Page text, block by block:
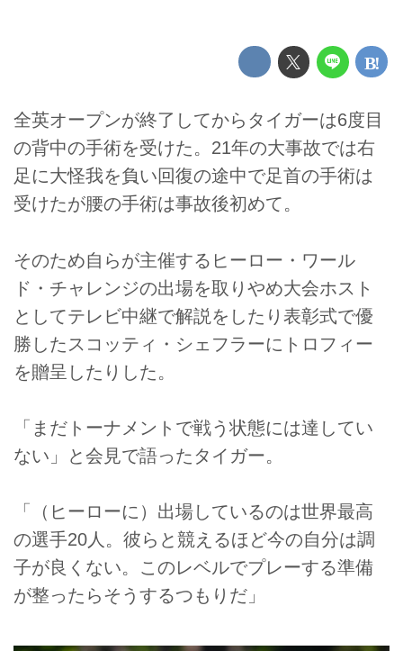
全英オープンが終了してからタイガーは6度目
の背中の手術を受けた。21年の大事故では右
足に大怪我を負い回復の途中で足首の手術は
受けたが腰の手術は事故後初めて。
そのため自らが主催するヒーロー・ワール
ド・チャレンジの出場を取りやめ大会ホスト
としてテレビ中継で解説をしたり表彰式で優
勝したスコッティ・シェフラーにトロフィー
を贈呈したりした。
「まだトーナメントで戦う状態には達してい
ない」と会見で語ったタイガー。
「（ヒーローに）出場しているのは世界最高
の選手20人。彼らと競えるほど今の自分は調
子が良くない。このレベルでプレーする準備
が整ったらそうするつもりだ」